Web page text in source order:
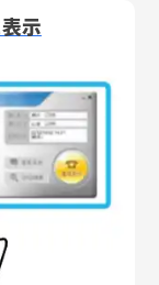
示